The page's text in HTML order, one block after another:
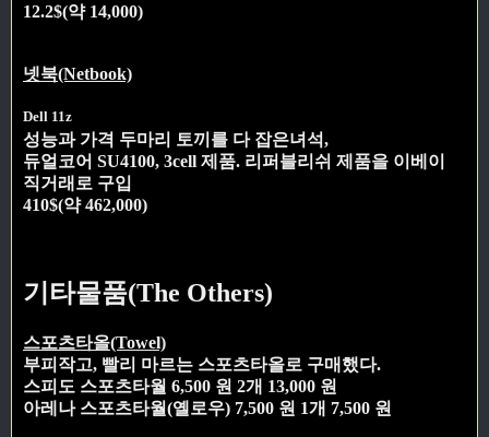
12.2$(약 14,000)
넷북(Netbook)
Dell 11z
성능과 가격 두마리 토끼를 다 잡은녀석,
듀얼코어 SU4100, 3cell 제품. 리퍼블리쉬 제품을 이베이
직거래로 구입
410$(약 462,000)
기타물품(The Others)
스포츠타올(Towel)
부피작고, 빨리 마르는 스포츠타올로 구매했다.
스피도 스포츠타월 6,500 원 2개 13,000 원
아레나 스포츠타월(옐로우) 7,500 원 1개 7,500 원